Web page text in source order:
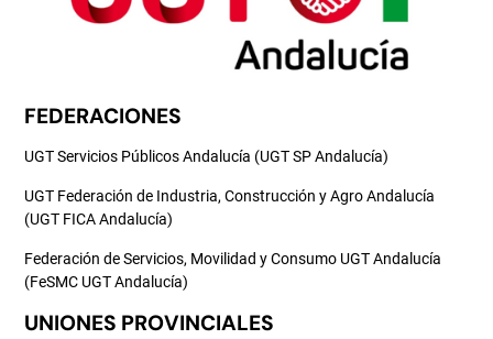
FEDERACIONES
UGT Servicios Públicos Andalucía (UGT SP Andalucía)
UGT Federación de Industria, Construcción y Agro Andalucía
(UGT FICA Andalucía)
Federación de Servicios, Movilidad y Consumo UGT Andalucía
(FeSMC UGT Andalucía)
UNIONES PROVINCIALES